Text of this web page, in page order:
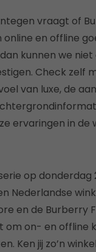
vraagt of
en offline
kunnen we
Check zelf
van luxe, de
ervaringen in de
op
Nederlandse
en de Burberry
om on- en offline
Ken jij zo’n